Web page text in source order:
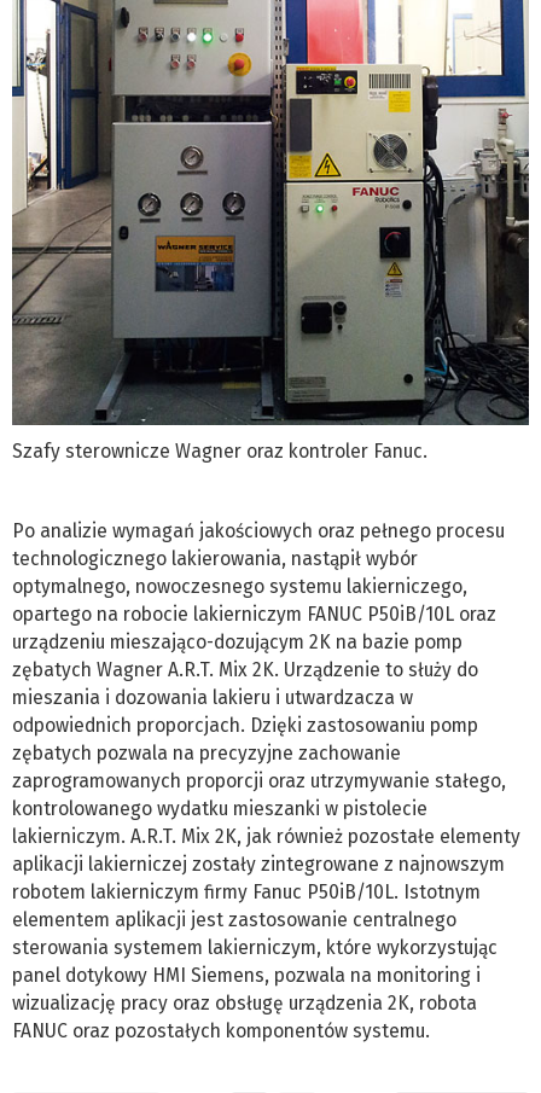
Szafy sterownicze Wagner oraz kontroler Fanuc.
Po analizie wymagań jakościowych oraz pełnego procesu
technologicznego lakierowania, nastąpił wybór
optymalnego, nowoczesnego systemu lakierniczego,
opartego na robocie lakierniczym FANUC P50iB/10L oraz
urządzeniu mieszająco-dozującym 2K na bazie pomp
zębatych Wagner A.R.T. Mix 2K. Urządzenie to służy do
mieszania i dozowania lakieru i utwardzacza w
odpowiednich proporcjach. Dzięki zastosowaniu pomp
zębatych pozwala na precyzyjne zachowanie
zaprogramowanych proporcji oraz utrzymywanie stałego,
kontrolowanego wydatku mieszanki w pistolecie
lakierniczym. A.R.T. Mix 2K, jak również pozostałe elementy
aplikacji lakierniczej zostały zintegrowane z najnowszym
robotem lakierniczym firmy Fanuc P50iB/10L. Istotnym
elementem aplikacji jest zastosowanie centralnego
sterowania systemem lakierniczym, które wykorzystując
panel dotykowy HMI Siemens, pozwala na monitoring i
wizualizację pracy oraz obsługę urządzenia 2K, robota
FANUC oraz pozostałych komponentów systemu.